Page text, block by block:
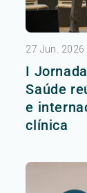
27 Jun. 2026
I
Saúde
e
clínica